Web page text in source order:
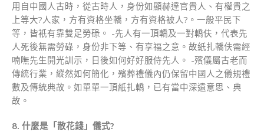
用自中國人古時，從古時人，身份如顯赫達官貴人、有權貴之
上等大?人家，方有資格坐轎，方有資格被人?。一般平民下
等，皆衹有靠雙足勞碌。 -先人有一頂轎及一對轎伕，代表先
人死後無需勞碌，身份非下等、有享福之意。故紙扎轎伕需經
喃嘸先生開光訓示，日後如何好好服侍先人。 -殯儀屬古老而
傳統行業，縱然如何簡化，殯葬禮儀內仍保留中國人之儀規禮
數及傳統典故。如單單一頂紙扎轎，已有當中深遠意思、典
故。
8. 什麼是「散花錢」儀式?